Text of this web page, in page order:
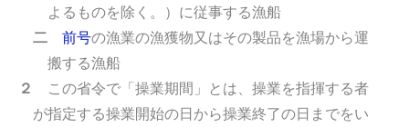
よるものを除く。）に従事する漁船
二 前号の漁業の漁獲物又はその製品を漁場から運
搬する漁船
２ この省令で「操業期間」とは、操業を指揮する者
が指定する操業開始の日から操業終了の日までをい